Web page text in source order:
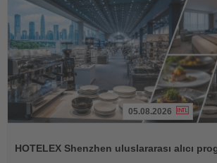
05.08.2026
HOTELEX Shenzhen uluslararası alıcı